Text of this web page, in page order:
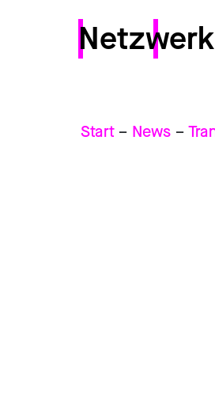
Netzwerk
Start – News –